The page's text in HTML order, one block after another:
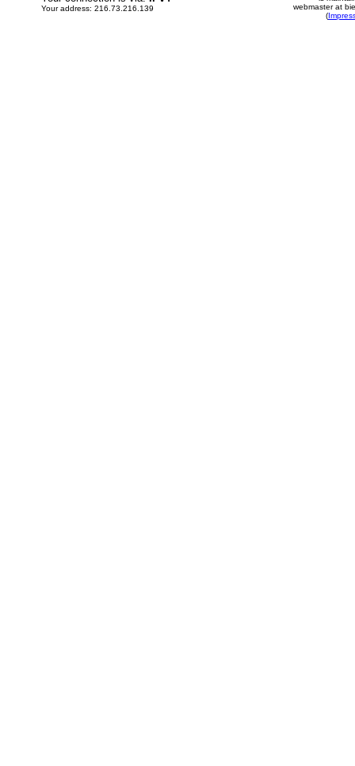
Your address: 216.73.216.139
webmaster at
(